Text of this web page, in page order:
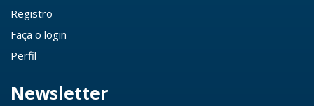
Registro
Faça o login
Perfil
Newsletter